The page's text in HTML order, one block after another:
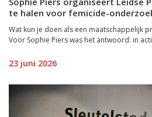
te halen voor femicide-
Wat kun je doen als een maatschappelijk
Voor Sophie Piers was het antwoord: in
23 juni 2026